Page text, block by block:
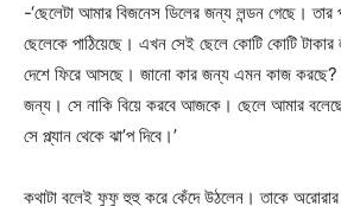
-‘ছেলেটা আমার বিজনেস ডিলের জন্য লন্ডন গেছে।
ছেলেকে পাঠিয়েছে। এখন সেই ছেলে কোটি কোটি
দেশে ফিরে আসছে। জানো কার জন্য এমন কাজ করছে?
জন্য। সে নাকি বিয়ে করবে আজকে। ছেলে আমার
সে প্ল্যান থেকে ঝা’প দিবে।’
কথাটা বলেই ফুফু হুহু করে কেঁদে উঠলেন। তাকে